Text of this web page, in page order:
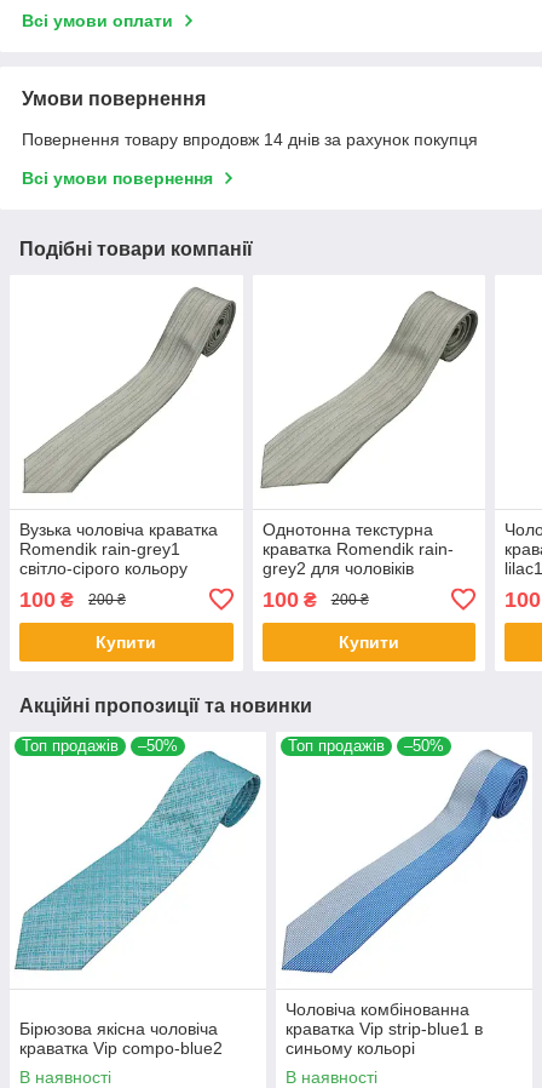
Всі умови оплати
Умови повернення
Повернення товару впродовж 14 днів за рахунок покупця
Всі умови повернення
Подібні товари компанії
Вузька чоловіча краватка
Romendik rain-grey1
світло-сірого кольору
100 ₴ 200 ₴
Купити
Однотонна текстурна
краватка Romendik rain-
grey2 для чоловіків
100₴ 200 ₴
Купити
100
Акційні пропозиції та новинки
Топ продажів –50%
Бірюзова якісна чоловіча
краватка Vip compo-blue2
В наявності
Топ продажів –50%
Чоловіча комбінованна
краватка Vip strip-blue1 в
синьому кольорі
В наявності